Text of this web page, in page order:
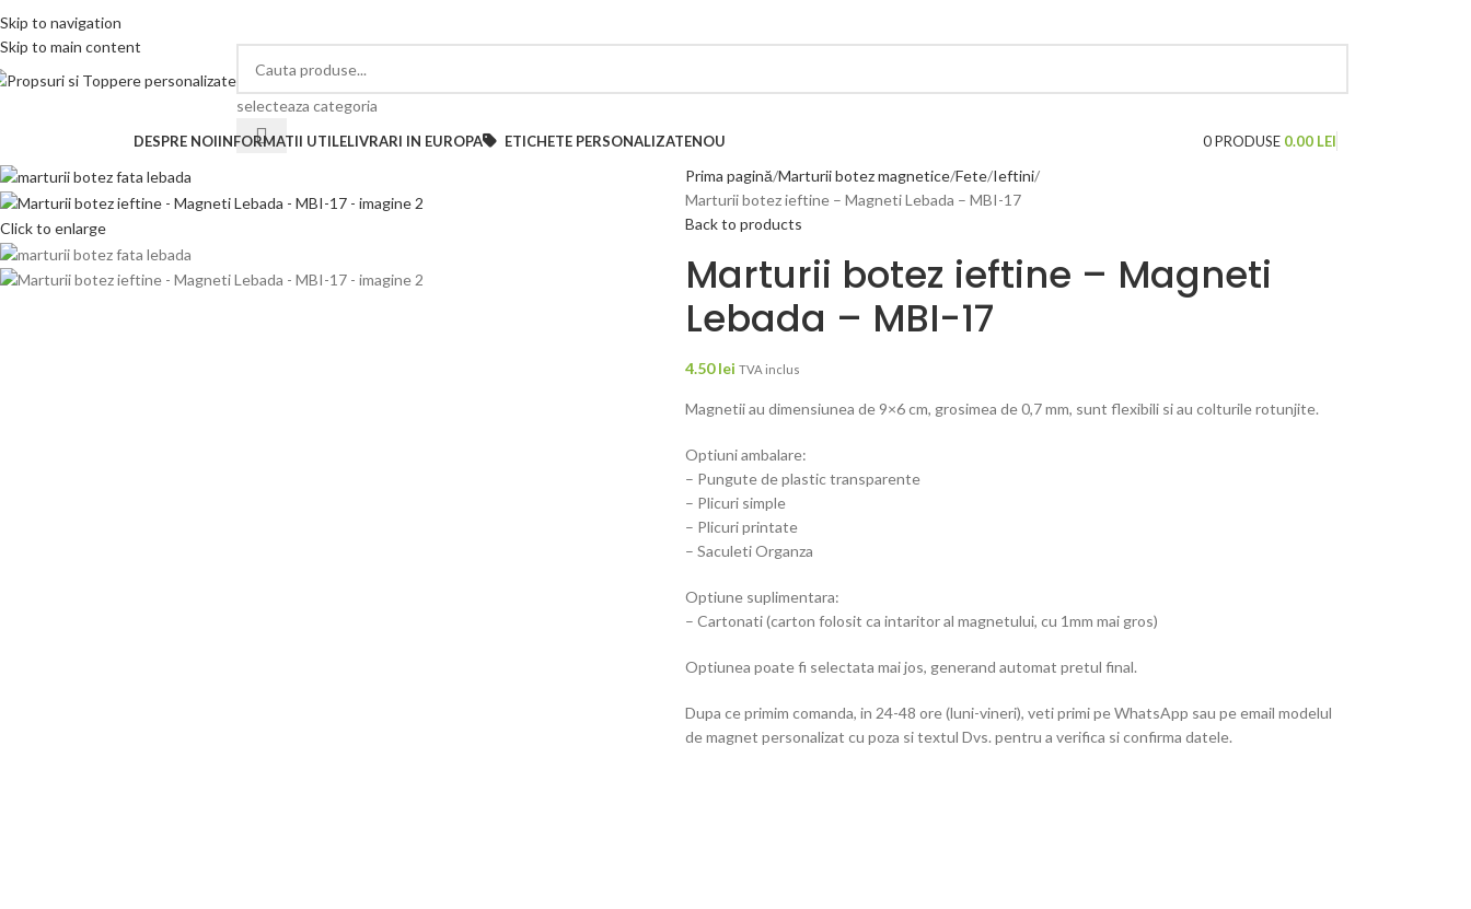
Skip to navigation
Skip to main content
si Whatsapp0726.88.22.86
selecteaza categoria
DESPRE NOIINFORMATII UTILELIVRARI IN EUROPA ETICHETE PERSONALIZATENOU 0PRODUSE 0.00 LEI
Click to enlarge
Prima pagină Marturii botez magnetice Fete Ieftini
Marturii botez ieftine – Magneti Lebada – MBI-17
Back to products
Marturii botez ieftine – Magneti
Lebada – MBI-17
4.50lei TVA inclus
Magnetii au dimensiunea de 9×6 cm, grosimea de 0,7 mm, sunt flexibili si au colturile rotunjite.
Optiuni ambalare:
– Pungute de plastic transparente
– Plicuri simple
– Plicuri printate
– Saculeti Organza
Optiune suplimentara:
– Cartonati (carton folosit ca intaritor al magnetului, cu 1mm mai gros)
Optiunea poate fi selectata mai jos, generand automat pretul final.
Dupa ce primim comanda, in 24-48 ore (luni-vineri), veti primi pe WhatsApp sau pe email modelul
de magnet personalizat cu poza si textul Dvs. pentru a verifica si confirma datele.